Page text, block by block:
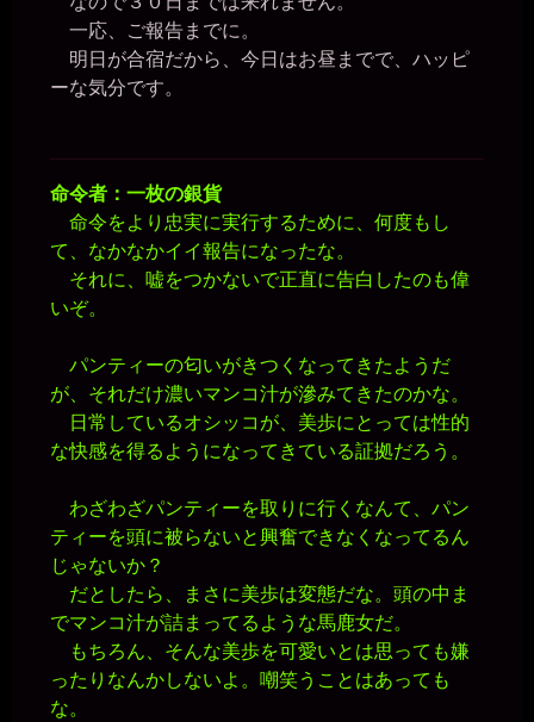
一応、ご報告までに。
明日が合宿だから、今日はお昼までで、ハッピ
ーな気分です。
命令者：一枚の銀貨
命令をより忠実に実行するために、何度もし
て、なかなかイイ報告になったな。
それに、嘘をつかないで正直に告白したのも偉
いぞ。
パンティーの匂いがきつくなってきたようだ
が、それだけ濃いマンコ汁が滲みてきたのかな。
日常しているオシッコが、美歩にとっては性的
な快感を得るようになってきている証拠だろう。
わざわざパンティーを取りに行くなんて、パン
ティーを頭に被らないと興奮できなくなってるん
じゃないか？
だとしたら、まさに美歩は変態だな。頭の中ま
でマンコ汁が詰まってるような馬鹿女だ。
もちろん、そんな美歩を可愛いとは思っても嫌
ったりなんかしないよ。嘲笑うことはあっても
な。